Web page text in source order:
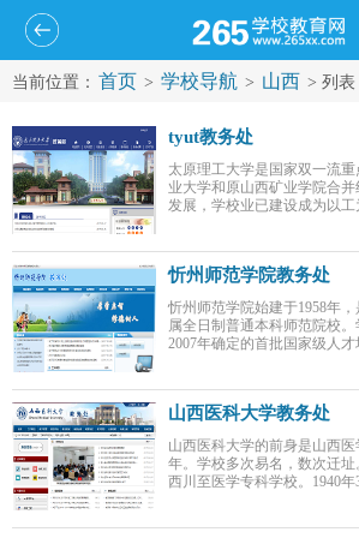
当前位置： 首页 > 学校导航 > 山西 > 列表
tyut教务处
太原理工大学是国家双一流
业大学和原山西矿业学院合
发展，学校业已建设成为以工
忻州师范学院教务处
忻州师范学院始建于1958年
属全日制普通本科师范院校
2007年确定的首批国家级人才
山西医科大学教务处
山西医科大学的前身是山西
年。学校多次易名，数次迁址
西川至医学专科学校。1940年